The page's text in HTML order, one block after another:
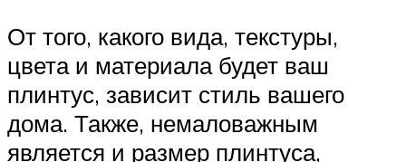
От того, какого вида, текстуры,
цвета и материала будет ваш
плинтус, зависит стиль вашего
дома. Также, немаловажным
является и размер плинтуса,